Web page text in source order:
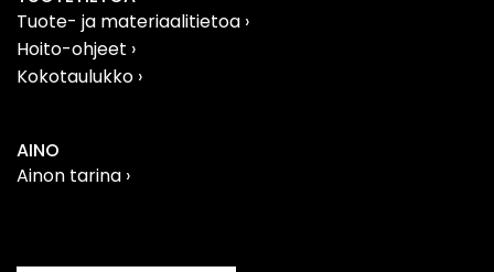
Tuote- ja materiaalitietoa ›
Hoito-ohjeet ›
Kokotaulukko ›
AINO
Ainon tarina ›